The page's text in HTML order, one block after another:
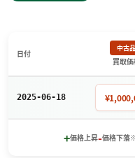
日付
中古品
買取
2025-06-18
+価格上昇-価格下落